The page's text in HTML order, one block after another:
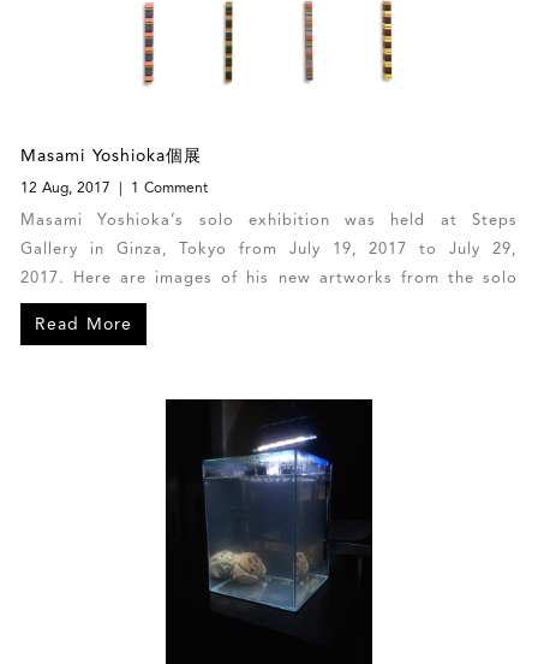
Masami Yoshioka個展
12 Aug, 2017 1 Comment
Masami Yoshioka’s solo exhibition was held at Steps
Gallery in Ginza, Tokyo from July 19, 2017 to July 29,
2017. Here are images of his new artworks from the solo
exhibition.
Read More